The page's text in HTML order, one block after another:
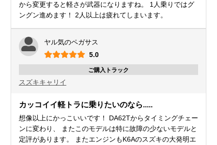
から変更すると軽さが武器になりますね。 1人乗りではグ
ングン進めます！ 2人以上は疲れてしまいます。
ヤル気のペガサス
5.0
ご購入トラック
スズキキャリイ
カッコイイ軽トラに乗りたいのなら.....
想像以上にかっこいいです！ DA62Tからタイミングチェー
ンに変わり、 またこのモデルは特に故障の少ないモデルと
定評があります。 またエンジンもK6Aのスズキの大発明エ